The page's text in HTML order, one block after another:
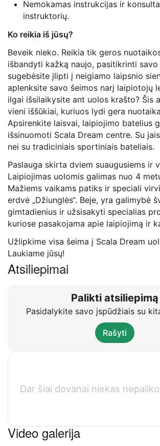
Nemokamas instrukcijas ir
instruktorių.
Ko reikia iš jūsų?
Beveik nieko. Reikia tik geros
išbandyti kažką naujo, pasitikrinti savo
sugebėsite įlipti į neigiamo laipsnio
aplenksite savo šeimos narį laipiotojų
ilgai išsilaikysite ant uolos krašto? Šis
vieni iššūkiai, kuriuos lydi gera
Apsirenkite laisvai, laipiojimo batelius
išsinuomoti Scala Dream centre. Su
nei su tradiciniais sportiniais bateliais.
Paslauga skirta dviem suaugusiems ir
Laipiojimas uolomis galimas nuo 4
Mažiems vaikams patiks ir speciali
erdvė „Džiunglės“. Beje, yra galimybė
gimtadienius ir užsisakyti specialias
kuriose pasakojama apie laipiojimą ir
Užlipkime visa šeima į Scala Dream
Laukiame jūsų!
Atsiliepimai
Palikti atsiliepimą
Pasidalykite savo įspūdžiais su
Rašyti
Dar šiai dovanai niekas
Video galerija